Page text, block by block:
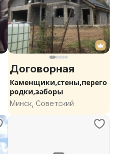
Договорная
Каменщики,стены,перего
родки,заборы
Минск, Советский